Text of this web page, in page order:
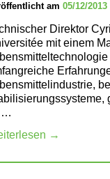
am 05/12/2013
Direktor
mit einem
…
→